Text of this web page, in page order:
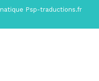
Psp-traductions.fr